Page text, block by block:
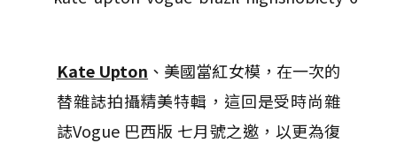
Kate Upton 、美國當紅女模，在一次的
替雜誌拍攝精美特輯，這回是受時尚雜
誌Vogue 巴西版 七月號之邀，以更為復